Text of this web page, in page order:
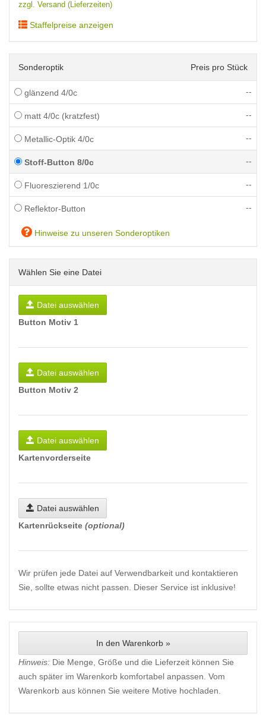
zzgl. Versand (Lieferzeiten)
Staffelpreise anzeigen
Sonderoptik Preis pro Stück
glänzend 4/0c --
matt 4/0c (kratzfest) --
Metallic-Optik 4/0c --
Stoff-Button 8/0c --
Fluoreszierend 1/0c --
Reflektor-Button --
Hinweise zu unseren Sonderoptiken
Wählen Sie eine Datei
Datei auswählen
Button Motiv 1
Datei auswählen
Button Motiv 2
Datei auswählen
Kartenvorderseite
Datei auswählen
Kartenrückseite (optional)
Wir prüfen jede Datei auf Verwendbarkeit und kontaktieren
Sie, sollte etwas nicht passen. Dieser Service ist inklusive!
In den Warenkorb »
Hinweis: Die Menge, Größe und die Lieferzeit können Sie
auch später im Warenkorb komfortabel anpassen. Vom
Warenkorb aus können Sie weitere Motive hochladen.